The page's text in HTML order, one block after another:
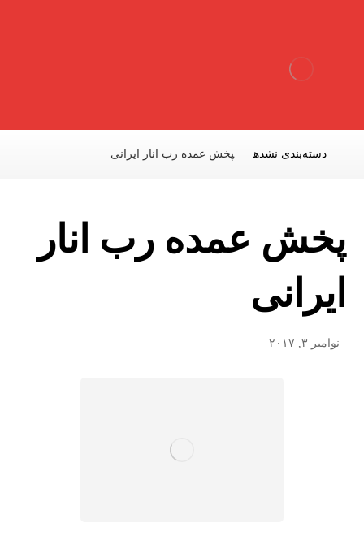
دسته‌بندی نشده پخش عمده رب انار ایرانی
پخش عمده رب انار
ایرانی
نوامبر ۳, ۲۰۱۷